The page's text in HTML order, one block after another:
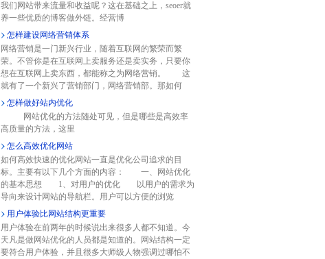
我们网站带来流量和收益呢？这在基础之上，seoer就
养一些优质的博客做外链。经营博
怎样建设网络营销体系
网络营销是一门新兴行业，随着互联网的繁荣而繁
荣。不管你是在互联网上卖服务还是卖实务，只要你
想在互联网上卖东西，都能称之为网络营销。 这
就有了一个新兴了营销部门，网络营销部。那如何
怎样做好站内优化
网站优化的方法随处可见，但是哪些是高效率
高质量的方法，这里
怎么高效优化网站
如何高效快速的优化网站一直是优化公司追求的目
标。主要有以下几个方面的内容： 一、网站优化
的基本思想 1、对用户的优化 以用户的需求为
导向来设计网站的导航栏。用户可以方便的浏览
用户体验比网站结构更重要
用户体验在前两年的时候说出来很多人都不知道。今
天凡是做网站优化的人员都是知道的。网站结构一定
要符合用户体验，并且很多大师级人物强调过哪怕不